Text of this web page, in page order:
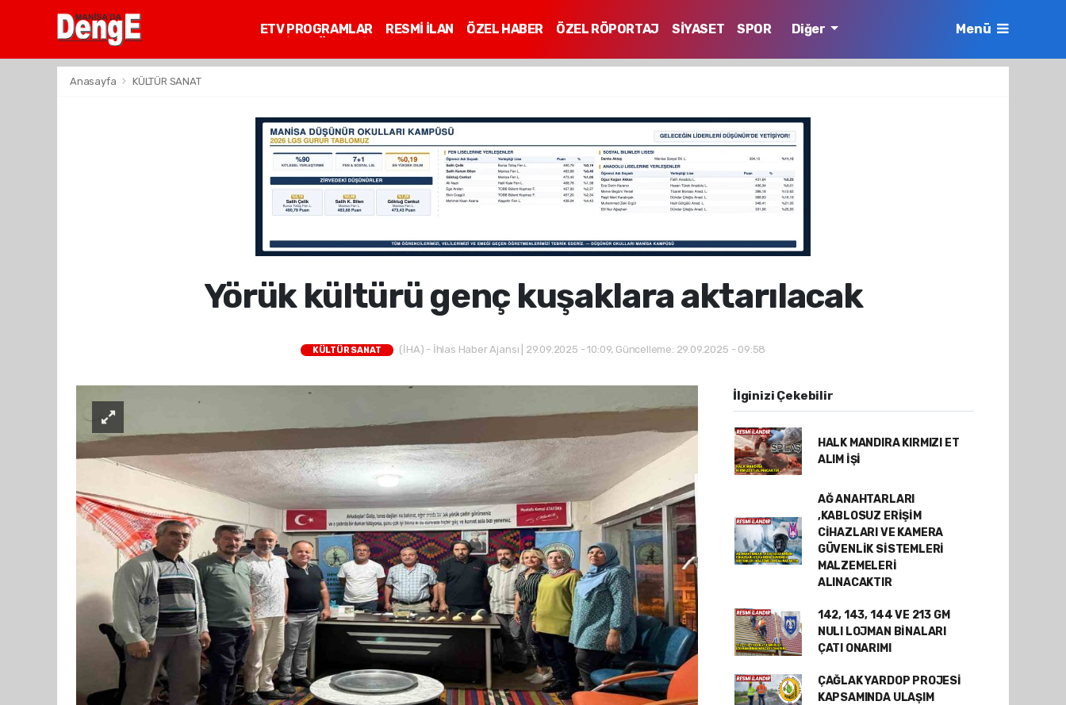
ETV PROGRAMLAR RESMİ İLAN ÖZEL HABER ÖZEL RÖPORTAJ SİYASET
SPOR
Diğer Menü
Anasayfa KÜLTÜR SANAT
Yörük kültürü genç kuşaklara aktarılacak
KÜLTÜR SANAT (İHA) - İhlas Haber Ajansı | 29.09.2025 - 10:09, Güncelleme: 29.09.2025 - 09:58
İlginizi Çekebilir
HALK MANDIRA KIRMIZI ET
ALIM İŞİ
AĞ ANAHTARLARI
,KABLOSUZ ERİŞİM
CİHAZLARI VE KAMERA
GÜVENLİK SİSTEMLERİ
MALZEMELERİ
ALINACAKTIR
142, 143, 144 VE 213 GM
NULI LOJMAN BİNALARI
ÇATI ONARIMI
ÇAĞLAK YARDOP PROJESİ
KAPSAMINDA ULAŞIM